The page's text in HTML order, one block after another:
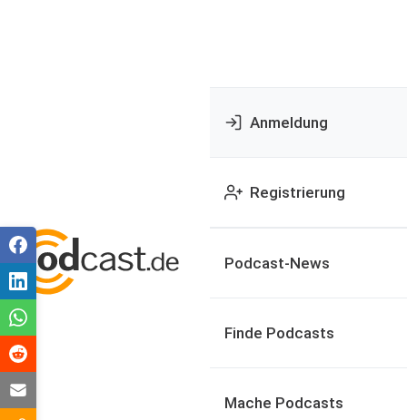
Anmeldung
Registrierung
Podcast-News
Finde Podcasts
Mache Podcasts